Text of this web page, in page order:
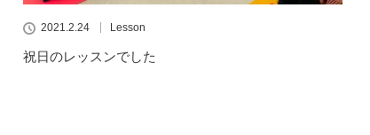
2021.2.24 Lesson
祝日のレッスンでした